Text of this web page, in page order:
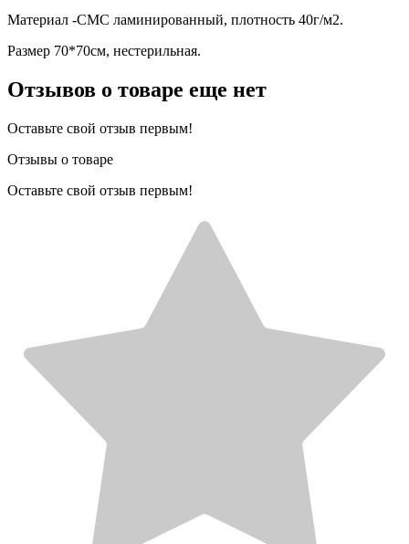
Материал -СМС ламинированный, плотность 40г/м2.
Размер 70*70см, нестерильная.
Отзывов о товаре еще нет
Оставьте свой отзыв первым!
Отзывы о товаре
Оставьте свой отзыв первым!